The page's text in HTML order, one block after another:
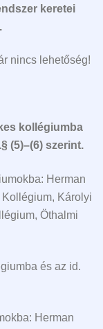
keretei
nincs lehetőség!
kollégiumba
(5)–(6) szerint.
Herman
Kollégium, Károlyi
Öthalmi
és az id.
Herman